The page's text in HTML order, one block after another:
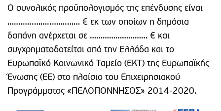
Ο συνολικός προϋπολογισμός της επένδυσης είναι
…….…..……..…….…… € εκ των οποίων η δημόσια
δαπάνη ανέρχεται σε ……………………… € και
συγχρηματοδοτείται από την Ελλάδα και το
Ευρωπαϊκό Κοινωνικό Ταμείο (ΕΚΤ) της Ευρωπαϊκής
Ένωσης (ΕΕ) στο πλαίσιο του Επιχειρησιακού
Προγράμματος «ΠΕΛΟΠΟΝΝΗΣΟΣ» 2014-2020.